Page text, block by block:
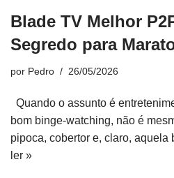
Blade TV Melhor
Segredo para
por Pedro 26/05/2026
Quando o assunto é
bom binge-watching, não é
pipoca, cobertor e, claro,
ler »